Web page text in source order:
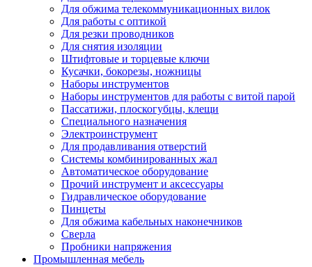
Для обжима телекоммуникационных вилок
Для работы с оптикой
Для резки проводников
Для снятия изоляции
Штифтовые и торцевые ключи
Кусачки, бокорезы, ножницы
Наборы инструментов
Наборы инструментов для работы с витой парой
Пассатижи, плоскогубцы, клещи
Специального назначения
Электроинструмент
Для продавливания отверстий
Системы комбинированных жал
Автоматическое оборудование
Прочий инструмент и аксессуары
Гидравлическое оборудование
Пинцеты
Для обжима кабельных наконечников
Сверла
Пробники напряжения
Промышленная мебель